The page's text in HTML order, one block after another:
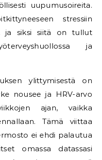
uupumusoireita.
stressiin
ja siksi siitä on tullut
ja
ylittymisestä on
nousee ja HRV-arvo
ajan, vaikka
Tämä viittaa
ei ehdi palautua
omassa datassasi